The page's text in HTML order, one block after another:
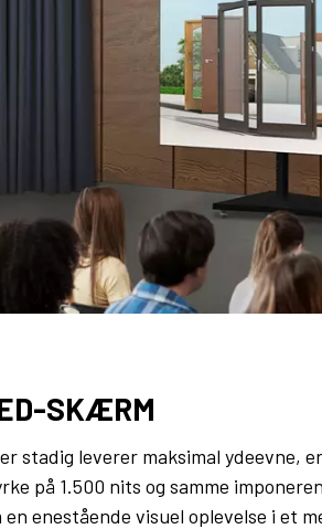
SKÆRM
stadig leverer maksimal ydeevne,
på 1.500 nits og samme
enestående visuel oplevelse i et